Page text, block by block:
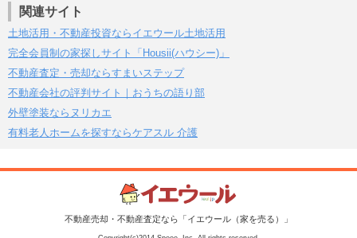
関連サイト
土地活用・不動産投資ならイエウール土地活用
完全会員制の家探しサイト「Housii(ハウシー)」
不動産査定・売却ならすまいステップ
不動産会社の評判サイト｜おうちの語り部
外壁塗装ならヌリカエ
有料老人ホームを探すならケアスル 介護
不動産売却・不動産査定なら「イエウール（家を売る）」